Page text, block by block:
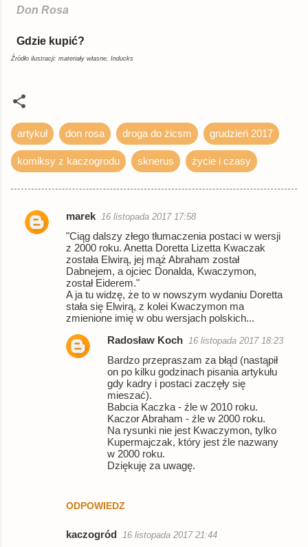
Źródło ilustracji: materiały własne, Inducks
artykuł don rosa droga do żicsm grudzień 2017
komiksy z kaczogrodu sknerus życie i czasy
K
marek 16 listopada 2017 17:58
"Ciąg dalszy złego tłumaczenia postaci w wersji
z 2000 roku. Anetta Doretta Lizetta Kwaczak
została Elwirą, jej mąż Abraham został
Dabnejem, a ojciec Donalda, Kwaczymon,
został Eiderem."
A ja tu widzę, że to w nowszym wydaniu Doretta
stała się Elwirą, z kolei Kwaczymon ma
zmienione imię w obu wersjach polskich...
ODPOWIEDZ
Radosław Koch 16 listopada 2017 18:23
Bardzo przepraszam za błąd (nastąpił
on po kilku godzinach pisania artykułu
gdy kadry i postaci zaczęły się
mieszać).
Babcia Kaczka - źle w 2010 roku.
Kaczor Abraham - źle w 2000 roku.
Na rysunki nie jest Kwaczymon, tylko
Kupermajczak, który jest źle nazwany
w 2000 roku.
Dziękuję za uwagę.
kaczogród 16 listopada 2017 21:44